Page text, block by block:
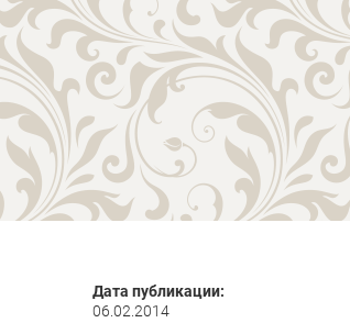
Дата публикации:
06.02.2014